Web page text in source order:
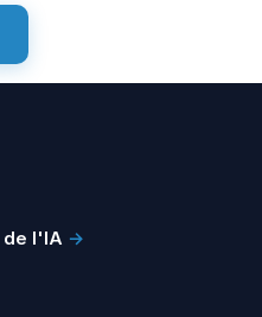
de l'IA →